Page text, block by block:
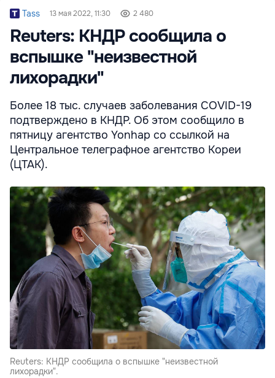
Tass 13 мая 2022, 11:30 2 480
Reuters: КНДР сообщила о
вспышке "неизвестной
лихорадки"
Более 18 тыс. случаев заболевания COVID-19
подтверждено в КНДР. Об этом сообщило в
пятницу агентство Yonhap со ссылкой на
Центральное телеграфное агентство Кореи
(ЦТАК).
Reuters: КНДР сообщила о вспышке "неизвестной
лихорадки".